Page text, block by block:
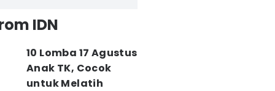
IDN
10 Lomba 17 Agustus
Anak TK, Cocok
untuk Melatih